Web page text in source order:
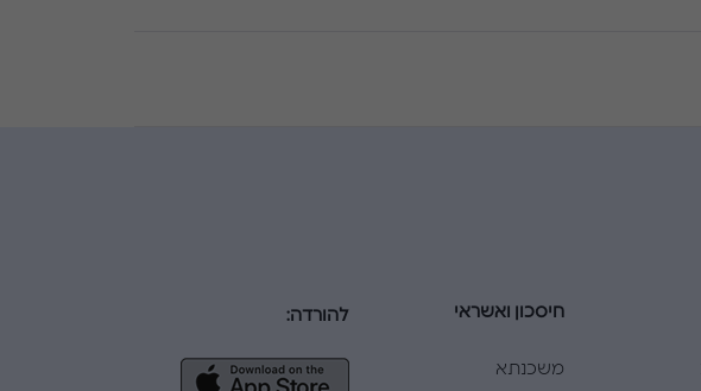
חיסכון ואשראי
משכנתא
להורדה: